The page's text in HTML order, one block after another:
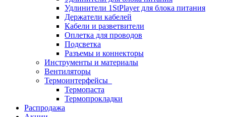
Удлинители 1StPlayer для блока питания
Держатели кабелей
Кабели и разветвители
Оплетка для проводов
Подсветка
Разъемы и коннекторы
Инструменты и материалы
Вентиляторы
Термоинтерфейсы
Термопаста
Термопрокладки
Распродажа